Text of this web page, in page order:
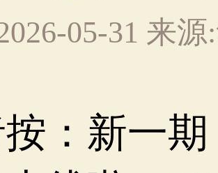
05-31 来
：新一